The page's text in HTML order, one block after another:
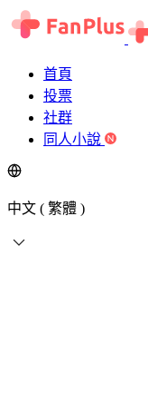
首頁
投票
社群
同人小說
中文 ( 繁體 )